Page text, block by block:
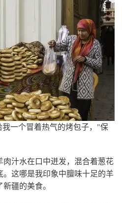
一个冒着热气的烤包子，"保
肉汁水在口中迸发，混合着葱花
。这哪是我印象中膻味十足的羊
疆的美食。